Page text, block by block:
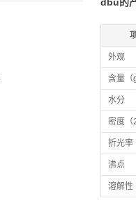
外观
含量（
水分
密度
折光
沸点
溶解性